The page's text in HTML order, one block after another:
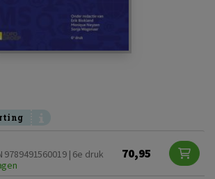
9789491560019 | 6e druk
70,95